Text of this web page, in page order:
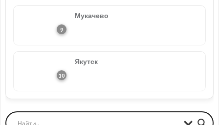
Мукачево
Якутск